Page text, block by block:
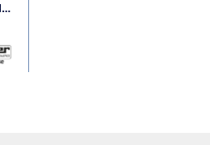
FL MIC 7BL POWER FLIGHT CASES